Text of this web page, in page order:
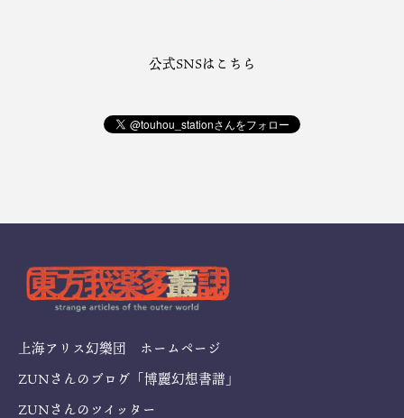
公式SNSはこちら
上海アリス幻樂団 ホームページ
ZUNさんのブログ「博麗幻想書譜」
ZUNさんのツイッター